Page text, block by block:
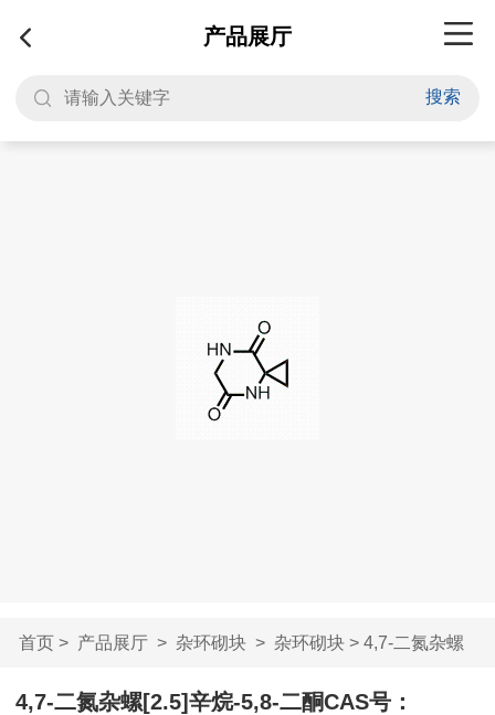
产品展厅
搜索
首页> 产品展厅> 杂环砌块> 杂环砌块> 4,7-二氮杂螺
[2.5]辛烷-5,8-二...
4,7-二氮杂螺[2.5]辛烷-5,8-二酮CAS号：